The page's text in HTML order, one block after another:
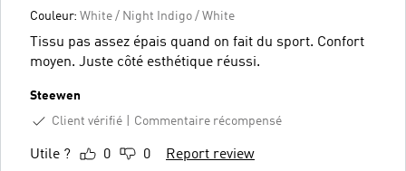
Couleur: White / Night Indigo / White
Tissu pas assez épais quand on fait du sport. Confort
moyen. Juste côté esthétique réussi.
Steewen
Client vérifié
Commentaire récompensé
Utile ? 0 0 Report review